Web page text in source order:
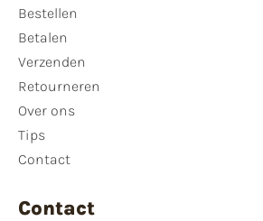
Bestellen
Betalen
Verzenden
Retourneren
Over ons
Tips
Contact
Contact